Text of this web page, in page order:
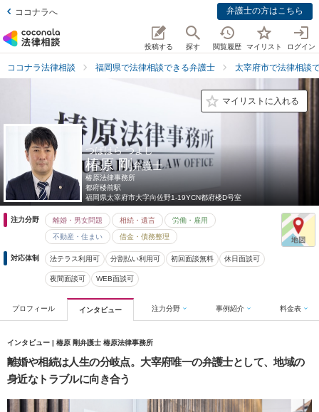
ココナラへ 弁護士の方はこちら
投稿する 探す 閲覧履歴 マイリスト ログイン
ココナラ法律相談 福岡県で法律相談できる弁護士 太宰府市で法律相談
マイリストに入れる
つばはら つよし
椿原 剛弁護士
椿原法律事務所
都府楼前駅
福岡県太宰府市大字向佐野1-19YCN都府楼D号室
注力分野 離婚・男女問題 相続・遺言 労働・雇用
不動産・住まい 借金・債務整理
対応体制 法テラス利用可 分割払い利用可 初回面談無料 休日面談可
夜間面談可 WEB面談可
プロフィール インタビュー 注力分野 事例紹介 料金表
インタビュー | 椿原 剛弁護士 椿原法律事務所
離婚や相続は人生の分岐点。大宰府唯一の弁護士として、地域の
身近なトラブルに向き合う